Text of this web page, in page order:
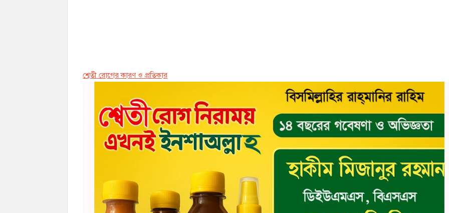
শ্বেতী রোগের কারণ ও প্রতিকার